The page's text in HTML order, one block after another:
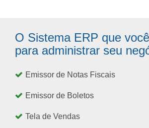
O Sistema ERP que
para administrar seu
Emissor de Notas Fiscais
Emissor de Boletos
Tela de Vendas